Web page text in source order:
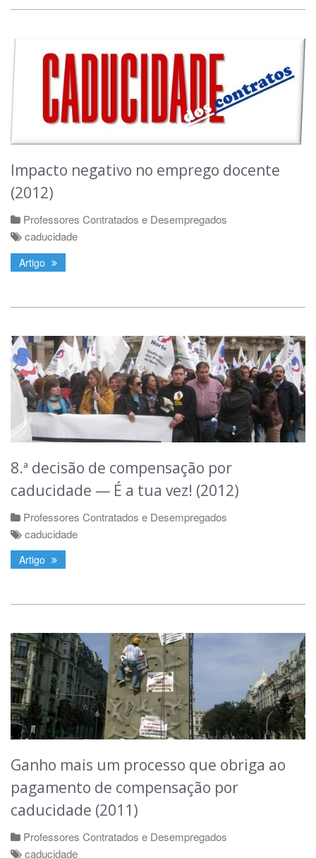
Impacto negativo no emprego docente
(2012)
Professores Contratados e Desempregados
caducidade
Artigo
8.ª decisão de compensação por
caducidade — É a tua vez! (2012)
Professores Contratados e Desempregados
caducidade
Artigo
Ganho mais um processo que obriga ao
pagamento de compensação por
caducidade (2011)
Professores Contratados e Desempregados
caducidade